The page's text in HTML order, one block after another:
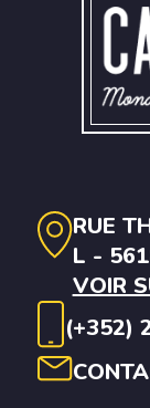
RUE
L -
VOIR
(+352)